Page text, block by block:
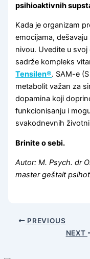
psihioaktivnih
Kada je organizam
emocijama,
nivou. Uvedite u
sadrže kompleks
Tensilen®. SAM-e
metabolit važan za
dopamina koji
funkcionisanju i
svakodnevnih
Brinite o sebi.
Autor: M. Psych. dr
master geštalt
PREVIOUS
NEXT